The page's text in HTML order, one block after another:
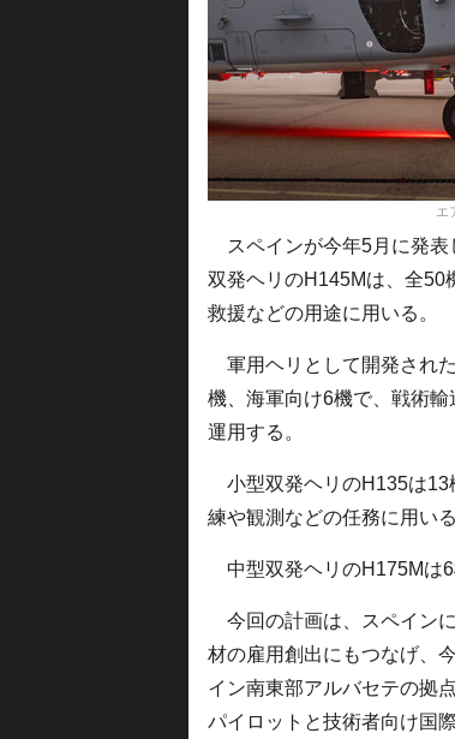
エ
スペインが今年5月に発表
双発ヘリのH145Mは、全50
救援などの用途に用いる。
軍用ヘリとして開発され
機、海軍向け6機で、戦術
運用する。
小型双発ヘリのH135は13
練や観測などの任務に用いる
中型双発ヘリのH175Mは6
今回の計画は、スペイン
材の雇用創出にもつなげ、
イン南東部アルバセテの拠
パイロットと技術者向け国